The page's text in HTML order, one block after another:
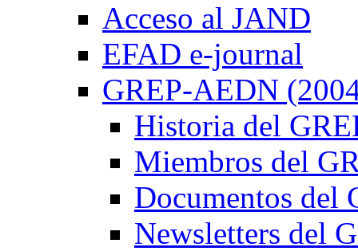
Acceso al JAND
EFAD e-journal
GREP-AEDN
Historia del
Miembros del
Documentos del
Newsletters del